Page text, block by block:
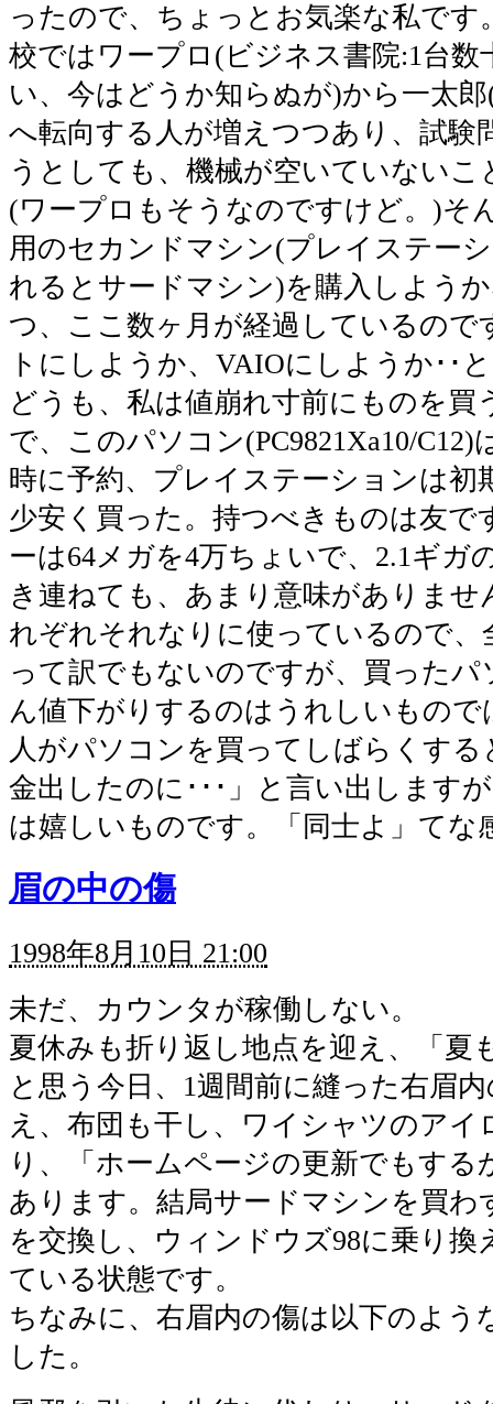
ったので、ちょっとお気楽な私です
校ではワープロ(ビジネス書院:1台数
い、今はどうか知らぬが)から一太
へ転向する人が増えつつあり、試験
うとしても、機械が空いていないこ
(ワープロもそうなのですけど。)そ
用のセカンドマシン(プレイステー
れるとサードマシン)を購入しよう
つ、ここ数ヶ月が経過しているので
トにしようか、VAIOにしようか･･
どうも、私は値崩れ寸前にものを買
で、このパソコン(PC9821Xa10/C12)
時に予約、プレイステーションは初
少安く買った。持つべきものは友で
ーは64メガを4万ちょいで、2.1ギガ
き連ねても、あまり意味がありませ
れぞれそれなりに使っているので、
って訳でもないのですが、買った
ん値下がりするのはうれしいもの
人がパソコンを買ってしばらくす
金出したのに･･･」と言い出します
は嬉しいものです。「同士よ」てな
眉の中の傷
1998年8月10日 21:00
未だ、カウンタが稼働しない。
夏休みも折り返し地点を迎え、「夏
と思う今日、1週間前に縫った右眉
え、布団も干し、ワイシャツのアイ
り、「ホームページの更新でもする
あります。結局サードマシンを買わ
を交換し、ウィンドウズ98に乗り換
ている状態です。
ちなみに、右眉内の傷は以下のよう
した。